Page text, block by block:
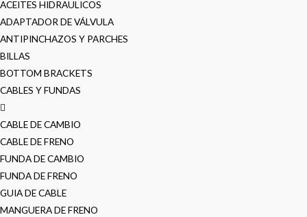
ACEITES HIDRAULICOS
ADAPTADOR DE VÁLVULA
ANTIPINCHAZOS Y PARCHES
BILLAS
BOTTOM BRACKETS
CABLES Y FUNDAS
CABLE DE CAMBIO
CABLE DE FRENO
FUNDA DE CAMBIO
FUNDA DE FRENO
GUIA DE CABLE
MANGUERA DE FRENO